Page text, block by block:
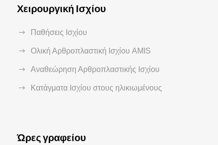
Χειρουργική Ισχίου
Παθήσεις Ισχίου
Ολική Αρθροπλαστική Ισχίου AMIS
Αναθεώρηση Αρθροπλαστικής Ισχίου
Κατάγματα Ισχίου στους ηλικιωμένους
Ώρες γραφείου